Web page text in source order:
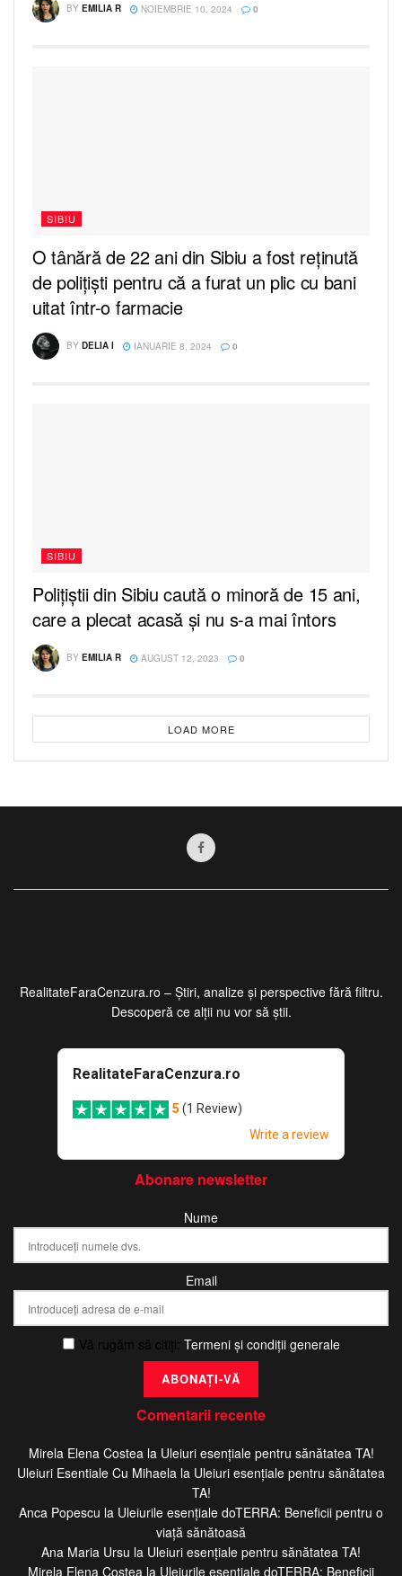
BY EMILIA R NOIEMBRIE 10, 2024 0
SIBIU
O tânără de 22 ani din Sibiu a fost reținută
de polițiști pentru că a furat un plic cu bani
uitat într-o farmacie
BY DELIA I IANUARIE 8, 2024 0
SIBIU
Polițiștii din Sibiu caută o minoră de 15 ani,
care a plecat acasă și nu s-a mai întors
BY EMILIA R AUGUST 12, 2023 0
LOAD MORE
RealitateFaraCenzura.ro – Știri, analize și perspective fără filtru.
Descoperă ce alții nu vor să știi.
Abonare newsletter
Nume
Email
Vă rugăm să citiți: Termeni și condiții generale
Comentarii recente
Mirela Elena Costea la Uleiuri esențiale pentru sănătatea TA!
Uleiuri Esentiale Cu Mihaela la Uleiuri esențiale pentru sănătatea
TA!
Anca Popescu la Uleiurile esențiale doTERRA: Beneficii pentru o
viață sănătoasă
Ana Maria Ursu la Uleiuri esențiale pentru sănătatea TA!
Mirela Elena Costea la Uleiurile esențiale doTERRA: Beneficii